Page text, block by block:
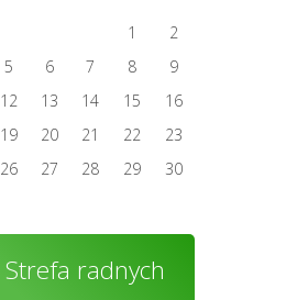
1
2
5 6 7 8
9
12 13 14 15
16
19 20 21 22
23
26 27 28 29
30
Strefa radnych